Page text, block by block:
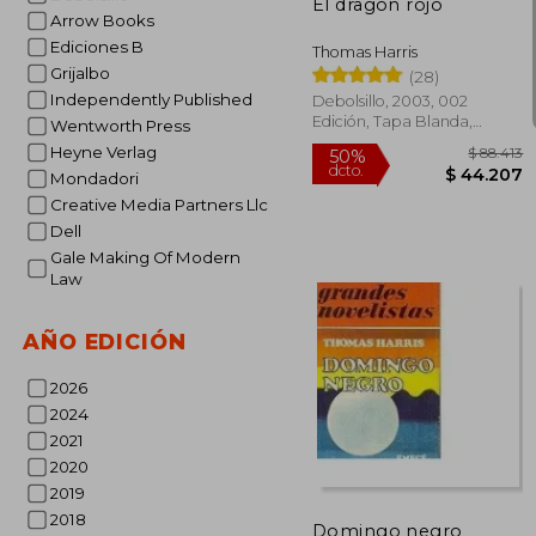
Arrow Books
Ediciones B
Grijalbo
Independently Published
Wentworth Press
Heyne Verlag
Mondadori
Creative Media Partners Llc
Dell
Gale Making Of Modern
Law
AÑO EDICIÓN
2026
2024
2021
2020
2019
2018
Thomas Harris
(28)
Debolsillo, 2003, 002
Edición, Tapa Blanda,
Nuevo
dcto. $
Domingo negro